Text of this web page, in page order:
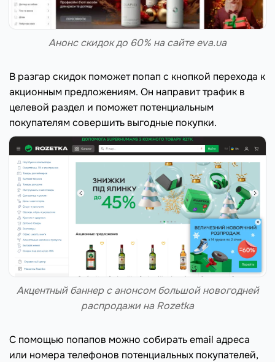
Анонс скидок до 60% на сайте eva.ua
В разгар скидок поможет попап с кнопкой перехода к
акционным предложениям. Он направит трафик в
целевой раздел и поможет потенциальным
покупателям совершить выгодные покупки.
Акцентный баннер с анонсом большой новогодней
распродажи на Rozetka
С помощью попапов можно собирать email адреса
или номера телефонов потенциальных покупателей,